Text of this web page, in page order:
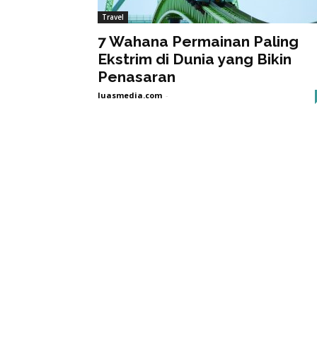
Travel
7 Wahana Permainan Paling
Ekstrim di Dunia yang Bikin
Penasaran
luasmedia.com -